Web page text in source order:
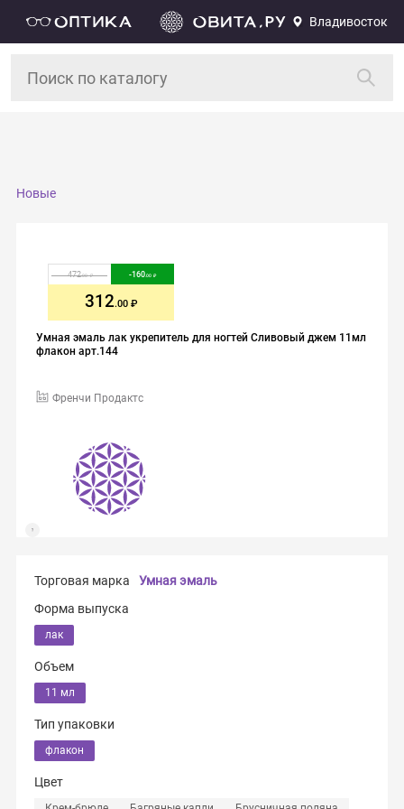
Владивосток
Новые
Умная эмаль лак укрепитель для ногтей Сливовый джем 11мл
флакон арт.144
Френчи Продактс
472.00 -160.00
312.00
Торговая марка
Умная эмаль
Форма выпуска
лак
Объем
11 мл
Тип упаковки
флакон
Цвет